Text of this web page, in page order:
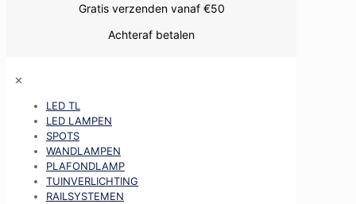
Gratis verzenden vanaf €50
Achteraf betalen
✕
LED TL
LED LAMPEN
SPOTS
WANDLAMPEN
PLAFONDLAMP
TUINVERLICHTING
RAILSYSTEMEN